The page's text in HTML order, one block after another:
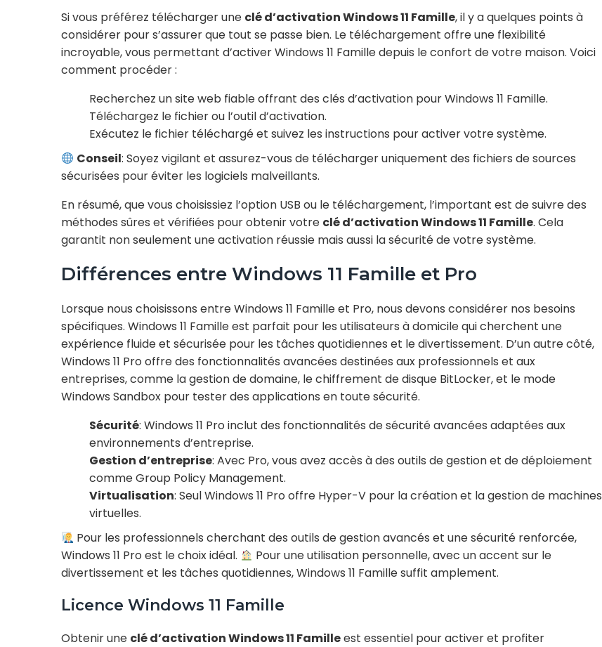
Si vous préférez télécharger une clé d’activation Windows 11 Famille, il y a quelques points à
considérer pour s’assurer que tout se passe bien. Le téléchargement offre une flexibilité
incroyable, vous permettant d’activer Windows 11 Famille depuis le confort de votre maison. Voici
comment procéder :
Recherchez un site web fiable offrant des clés d’activation pour Windows 11 Famille.
Téléchargez le fichier ou l’outil d’activation.
Exécutez le fichier téléchargé et suivez les instructions pour activer votre système.
Conseil: Soyez vigilant et assurez-vous de télécharger uniquement des fichiers de sources
sécurisées pour éviter les logiciels malveillants.
En résumé, que vous choisissiez l’option USB ou le téléchargement, l’important est de suivre des
méthodes sûres et vérifiées pour obtenir votre clé d’activation Windows 11 Famille. Cela
garantit non seulement une activation réussie mais aussi la sécurité de votre système.
Différences entre Windows 11 Famille et Pro
Lorsque nous choisissons entre Windows 11 Famille et Pro, nous devons considérer nos besoins
spécifiques. Windows 11 Famille est parfait pour les utilisateurs à domicile qui cherchent une
expérience fluide et sécurisée pour les tâches quotidiennes et le divertissement. D’un autre côté,
Windows 11 Pro offre des fonctionnalités avancées destinées aux professionnels et aux
entreprises, comme la gestion de domaine, le chiffrement de disque BitLocker, et le mode
Windows Sandbox pour tester des applications en toute sécurité.
Sécurité: Windows 11 Pro inclut des fonctionnalités de sécurité avancées adaptées aux
environnements d’entreprise.
Gestion d’entreprise: Avec Pro, vous avez accès à des outils de gestion et de déploiement
comme Group Policy Management.
Virtualisation: Seul Windows 11 Pro offre Hyper-V pour la création et la gestion de machines
virtuelles.
Pour les professionnels cherchant des outils de gestion avancés et une sécurité renforcée,
Windows 11 Pro est le choix idéal.
Pour une utilisation personnelle, avec un accent sur le
divertissement et les tâches quotidiennes, Windows 11 Famille suffit amplement.
Licence Windows 11 Famille
Obtenir une clé d’activation Windows 11 Familleest essentiel pour activer et profiter